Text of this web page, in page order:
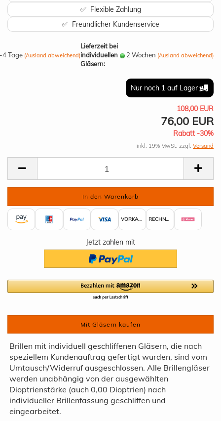
✅ Flexible Zahlung
✅ Freundlicher Kundenservice
4 Tage (Ausland abweichend)
Lieferzeit bei
individuellen
Gläsern:
2 Wochen (Ausland abweichend)
Nur noch 1 auf Lager
108,00 EUR
76,00 EUR
Rabatt -30%
inkl. 19% MwSt. zzgl. Versand
VORKASSE RECHNUNG
Jetzt zahlen mit
Mit Gläsern kaufen
Brillen mit individuell geschliffenen Gläsern, die nach
speziellem Kundenauftrag gefertigt wurden, sind vom
Umtausch/Widerruf ausgeschlossen. Alle Brillengläser
werden unabhängig von der ausgewählten
Dioptrienstärke (auch 0,00 Dioptrien) nach
individueller Brillenfassung geschliffen und
eingearbeitet.